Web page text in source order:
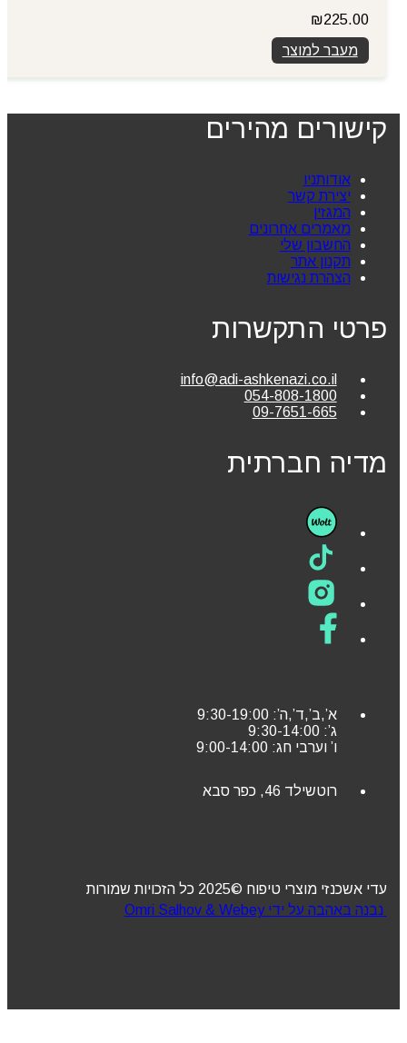
₪225.00
מעבר למוצר
קישורים מהירים
אודותניו
יצירת קשר
המגזין
מאמרים אחרונים
החשבון שלי
תקנון אתר
הצהרת נגישות
פרטי התקשרות
info@adi-ashkenazi.co.il
054-808-1800
09-7651-665
מדיה חברתית
א’,ב’,ד’,ה’: 9:30-19:00
ג’: 9:30-14:00
ו’ וערבי חג: 9:00-14:00
רוטשילד 46, כפר סבא
עדי אשכנזי מוצרי טיפוח ©2025 כל הזכויות שמורות
נבנה באהבה על ידי Omri Salhov & Webey